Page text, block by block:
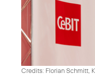
Credits: Florian Schmitt,